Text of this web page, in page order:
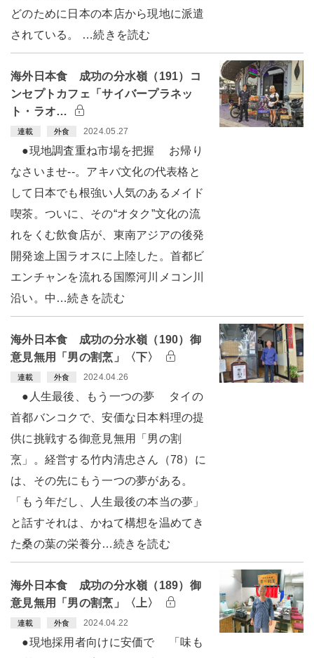
どのために日本の本店から現地に派遣
されている。 …続きを読む
海外日本食 成功の分水嶺（191）コ
ンセプトカフェ「サイバープラネッ
ト・ラオ…
連載 外食 2024.05.27
●現地調査重ね市場を把握 お帰り
なさいませ--。アキバ文化の代表格と
して日本でも根強い人気のあるメイド
喫茶。ついに、その“オタク”文化の流
れをくむ飲食店が、東南アジアの後発
開発途上国ラオスに上陸した。首都ビ
エンチャンを流れる国際河川メコン川
沿い。中…続きを読む
海外日本食 成功の分水嶺（190）御
意見無用「男の割烹」〈下〉
連載 外食 2024.04.26
●人生最後、もう一つの夢 タイの
首都バンコクで、安価な日本料理の提
供に挑戦する御意見無用「男の割
烹」。経営する竹内清忠さん（78）に
は、その先にもう一つの夢がある。
「もう年だし、人生最後の本当の夢」
と話すそれは、かねて構想を温めてき
た桑の葉の栄養分…続きを読む
海外日本食 成功の分水嶺（189）御
意見無用「男の割烹」〈上〉
連載 外食 2024.04.22
●現地採用者向けに安価で 「味も